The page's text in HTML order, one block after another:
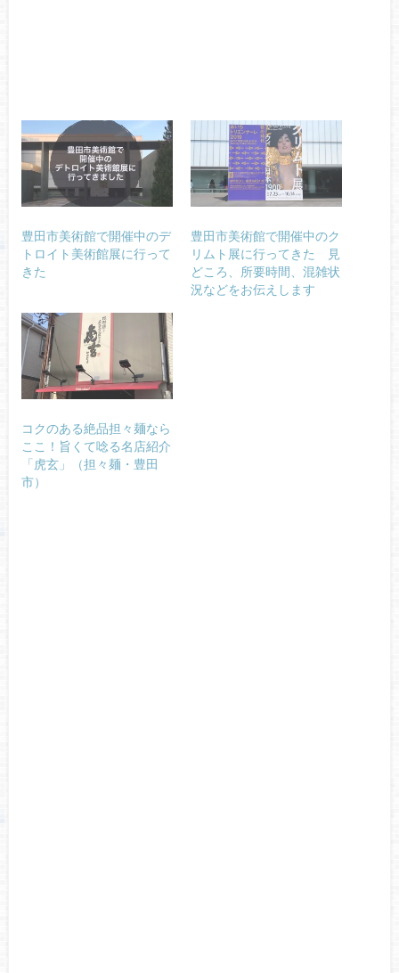
豊田市美術館で開催中のデ
トロイト美術館展に行って
きた
豊田市美術館で開催中のク
リムト展に行ってきた 見
どころ、所要時間、混雑状
況などをお伝えします
コクのある絶品担々麺なら
ここ！旨くて唸る名店紹介
「虎玄」（担々麺・豊田
市）